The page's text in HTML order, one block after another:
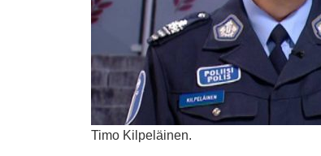
Timo Kilpeläinen.